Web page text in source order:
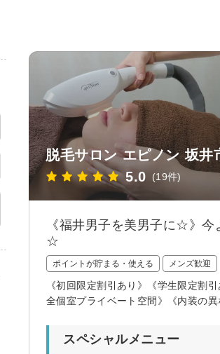
脱毛サロン エピノン 坂井
5.0 (19件)
《福井男子を美男子に☆》
☆
ポイントが貯まる・使える メンズ歓迎
《初回限定割引あり》《学生限定割
全個室プライベート空間》《内装の
スペシャルメニュー